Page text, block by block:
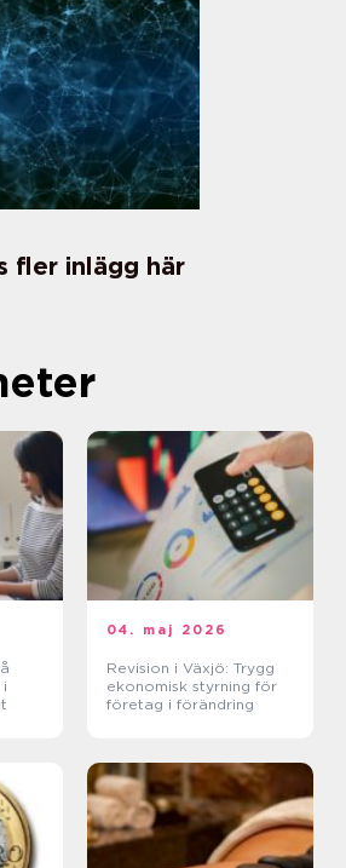
fler inlägg här
04. maj 2026
Revision i Växjö: Trygg
ekonomisk styrning för
företag i förändring